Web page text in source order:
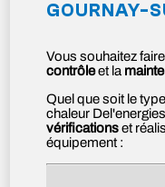
GOURNAY-
Vous souhaitez
contrôleet la
Quel que soit le
chaleur
vérificationset
équipement :